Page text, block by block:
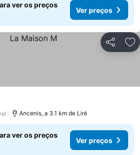
ver os preços
Ver preços
Partilhar
Ancenis, a 3.1 km de Liré
ver os preços
Ver preços